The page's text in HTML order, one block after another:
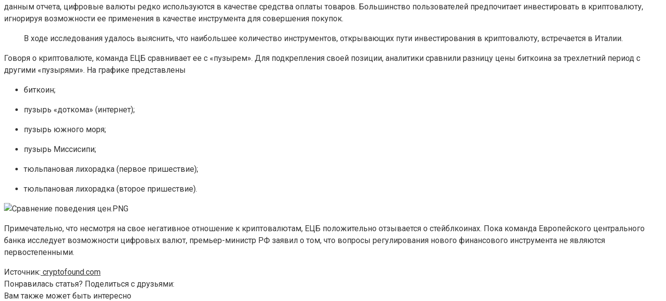
данным отчета, цифровые валюты редко используются в качестве средства оплаты товаров. Большинство пользователей предпочитает инвестировать в криптовалюту,
игнорируя возможности ее применения в качестве инструмента для совершения покупок.
В ходе исследования удалось выяснить, что наибольшее количество инструментов, открывающих пути инвестирования в криптовалюту, встречается в Италии.
Говоря о криптовалюте, команда ЕЦБ сравнивает ее с «пузырем». Для подкрепления своей позиции, аналитики сравнили разницу цены биткоина за трехлетний период с
другими «пузырями». На графике представлены
биткоин;
пузырь «доткома» (интернет);
пузырь южного моря;
пузырь Миссисипи;
тюльпановая лихорадка (первое пришествие);
тюльпановая лихорадка (второе пришествие).
Примечательно, что несмотря на свое негативное отношение к криптовалютам, ЕЦБ положительно отзывается о стейблкоинах. Пока команда Европейского центрального
банка исследует возможности цифровых валют, премьер-министр РФ заявил о том, что вопросы регулирования нового финансового инструмента не являются
первостепенными.
Источник: cryptofound.com
Понравилась статья? Поделиться с друзьями:
Вам также может быть интересно